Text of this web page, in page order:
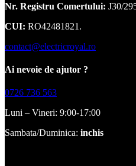
Nr. Registru Comertului: J30/
CUI: RO42481821.
contact@electricroyal.ro
Ai nevoie de ajutor ?
0726 736 563
Luni – Vineri: 9:00-17:00
Sambata/Duminica: inchis